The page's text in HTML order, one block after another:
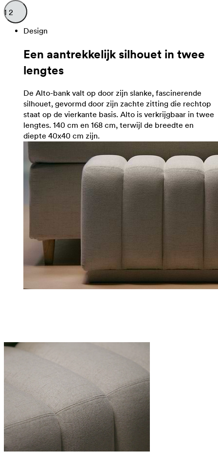
1 2
Design
Een aantrekkelijk silhouet in twee
lengtes
De Alto-bank valt op door zijn slanke, fascinerende
silhouet, gevormd door zijn zachte zitting die rechtop
staat op de vierkante basis. Alto is verkrijgbaar in twee
lengtes. 140 cm en 168 cm, terwijl de breedte en
diepte 40x40 cm zijn.